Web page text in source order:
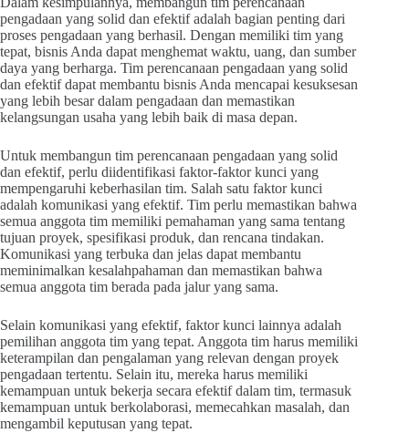
pengadaan yang solid dan efektif adalah bagian penting dari
proses pengadaan yang berhasil. Dengan memiliki tim yang
tepat, bisnis Anda dapat menghemat waktu, uang, dan sumber
daya yang berharga. Tim perencanaan pengadaan yang solid
dan efektif dapat membantu bisnis Anda mencapai kesuksesan
yang lebih besar dalam pengadaan dan memastikan
kelangsungan usaha yang lebih baik di masa depan.
Untuk membangun tim perencanaan pengadaan yang solid
dan efektif, perlu diidentifikasi faktor-faktor kunci yang
mempengaruhi keberhasilan tim. Salah satu faktor kunci
adalah komunikasi yang efektif. Tim perlu memastikan bahwa
semua anggota tim memiliki pemahaman yang sama tentang
tujuan proyek, spesifikasi produk, dan rencana tindakan.
Komunikasi yang terbuka dan jelas dapat membantu
meminimalkan kesalahpahaman dan memastikan bahwa
semua anggota tim berada pada jalur yang sama.
Selain komunikasi yang efektif, faktor kunci lainnya adalah
pemilihan anggota tim yang tepat. Anggota tim harus memiliki
keterampilan dan pengalaman yang relevan dengan proyek
pengadaan tertentu. Selain itu, mereka harus memiliki
kemampuan untuk bekerja secara efektif dalam tim, termasuk
kemampuan untuk berkolaborasi, memecahkan masalah, dan
mengambil keputusan yang tepat.